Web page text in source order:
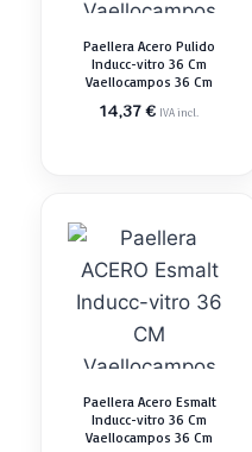
Paellera Acero Pulido
Inducc-vitro 36 Cm
Vaellocampos 36 Cm
14,37€ IVA incl.
Paellera Acero Esmalt
Inducc-vitro 36 Cm
Vaellocampos 36 Cm